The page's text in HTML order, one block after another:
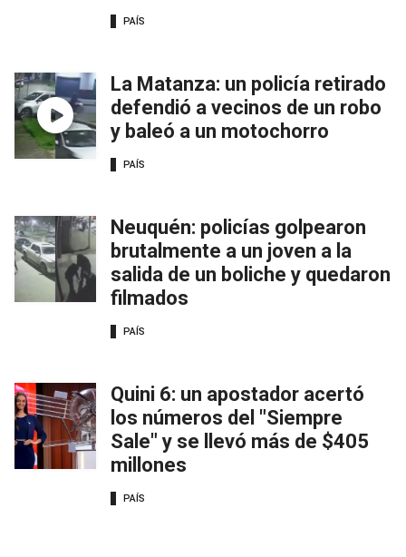
PAÍS
La Matanza: un policía retirado
defendió a vecinos de un robo
y baleó a un motochorro
PAÍS
Neuquén: policías golpearon
brutalmente a un joven a la
salida de un boliche y quedaron
filmados
PAÍS
Quini 6: un apostador acertó
los números del "Siempre
Sale" y se llevó más de $405
millones
PAÍS